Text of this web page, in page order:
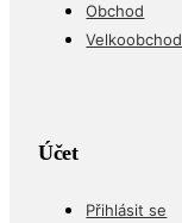
Obchod
Velkoobchod
Účet
Přihlásit se